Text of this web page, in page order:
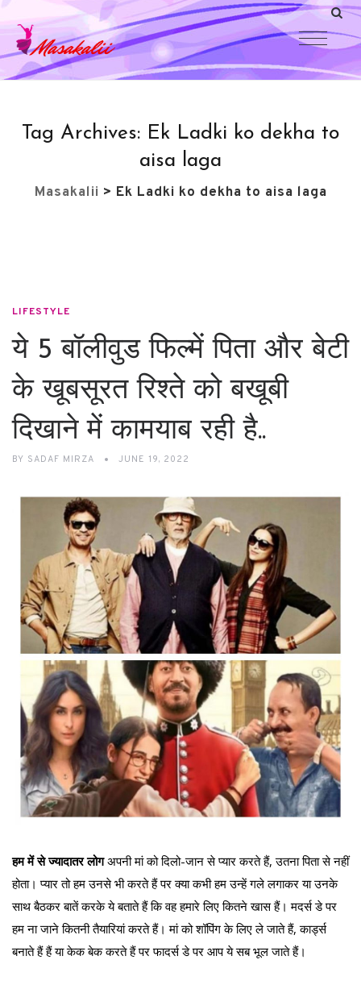
Tag Archives: Ek Ladki ko dekha to
aisa laga
Masakalii > Ek Ladki ko dekha to aisa laga
LIFESTYLE
ये 5 बॉलीवुड फिल्में पिता और बेटी
के खूबसूरत रिश्ते को बखूबी
दिखाने में कामयाब रही है..
BY SADAF MIRZA JUNE 19, 2022
हम में से ज्यादातर लोगअपनी मां को दिलो-जान से प्यार करते हैं, उतना पिता से नहीं
होता। प्यार तो हम उनसे भी करते हैं पर क्या कभी हम उन्हें गले लगाकर या उनके
साथ बैठकर बातें करके ये बताते हैं कि वह हमारे लिए कितने खास हैं। मदर्स डे पर
हम ना जाने कितनी तैयारियां करते हैं। मां को शॉपिंग के लिए ले जाते हैं, कार्ड्स
बनाते हैं हैं या केक बेक करते हैं पर फादर्स डे पर आप ये सब भूल जाते हैं।